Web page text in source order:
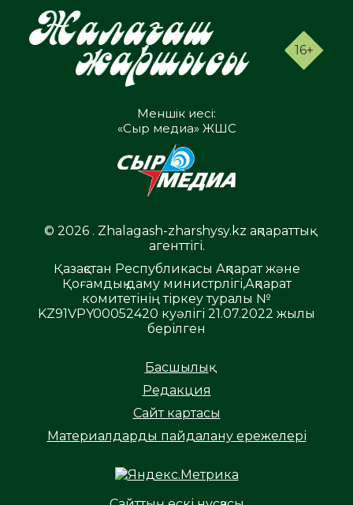
16+
Меншік иесі:
«Сыр медиа» ЖШС
© 2026 . Zhalagash-zharshysy.kz ақпараттық
агенттігі.
Қазақстан Республикасы Ақпарат және
Қоғамдық даму министрлігі,Ақпарат
комитетінің тіркеу туралы №
KZ91VPY00052420 куәлігі 21.07.2022 жылы
берілген
Басшылық
Редакция
Сайт картасы
Материалдарды пайдалану ережелері